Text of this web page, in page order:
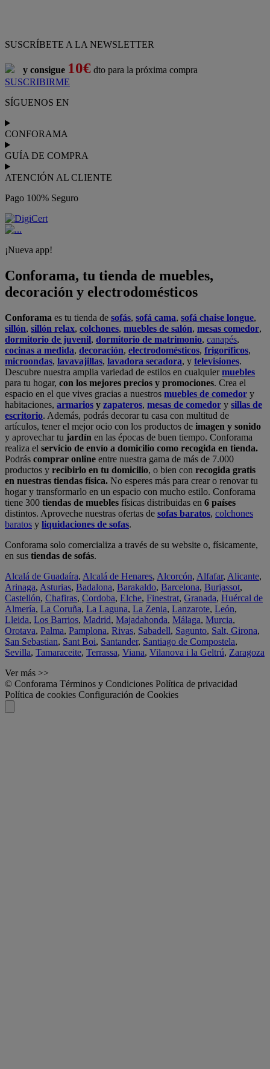
SUSCRÍBETE A LA NEWSLETTER
y consigue 10€ dto para la próxima compra
SUSCRIBIRME
SÍGUENOS EN
CONFORAMA
GUÍA DE COMPRA
ATENCIÓN AL CLIENTE
Pago 100% Seguro
¡Nueva app!
Conforama, tu tienda de muebles,
decoración y electrodomésticos
Conforama es tu tienda de sofás, sofá cama, sofá chaise longue,
sillón, sillón relax, colchones, muebles de salón, mesas comedor,
dormitorio de juvenil, dormitorio de matrimonio, canapés,
cocinas a medida, decoración, electrodomésticos, frigoríficos,
microondas, lavavajillas, lavadora secadora, y televisiones.
Descubre nuestra amplia variedad de estilos en cualquiermuebles
para tu hogar, con los mejores precios y promociones. Crea el
espacio en el que vives gracias a nuestros muebles de comedor y
habitaciones, armarios y zapateros, mesas de comedor y sillas de
escritorio. Además, podrás decorar tu casa con multitud de
artículos, tener el mejor ocio con los productos de imagen y sonido
y aprovechar tu jardín en las épocas de buen tiempo. Conforama
realiza el servicio de envío a domicilio como recogida en tienda.
Podrás comprar online entre nuestra gama de más de 7.000
productos y recibirlo en tu domicilio, o bien con recogida gratis
en nuestras tiendas física. No esperes más para crear o renovar tu
hogar y transformarlo en un espacio con mucho estilo. Conforama
tiene 300 tiendas de muebles físicas distribuidas en 6 países
distintos. Aproveche nuestras ofertas de sofas baratos, colchones
baratos y liquidaciones de sofas.
Conforama solo comercializa a través de su website o, físicamente,
en sus tiendas de sofás.
Alcalá de Guadaíra, Alcalá de Henares, Alcorcón, Alfafar, Alicante,
Arinaga, Asturias, Badalona, Barakaldo, Barcelona, Burjassot,
Castellón, Chafiras, Cordoba, Elche, Finestrat, Granada, Huércal de
Almería, La Coruña, La Laguna, La Zenia, Lanzarote, León,
Lleida, Los Barrios, Madrid, Majadahonda, Málaga, Murcia,
Orotava, Palma, Pamplona, Rivas, Sabadell, Sagunto, Salt, Girona,
San Sebastian, Sant Boi, Santander, Santiago de Compostela,
Sevilla, Tamaraceite, Terrassa, Viana, Vilanova i la Geltrú, Zaragoza
Ver más >>
© Conforama Términos y Condiciones Política de privacidad
Política de cookies Configuración de Cookies